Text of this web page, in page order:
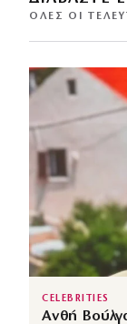
ΌΛΕΣ ΟΙ
CELEBRITIES
Ανθή